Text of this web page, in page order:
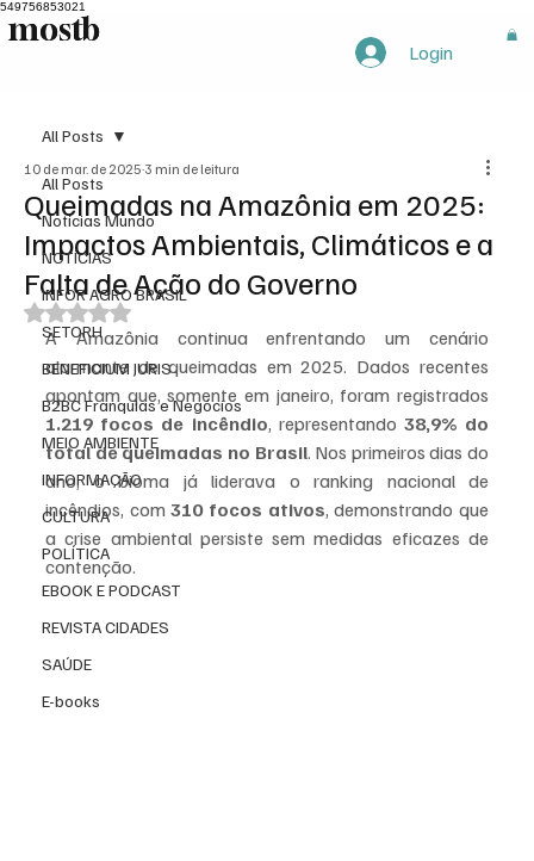
549756853021
mostb
Login
mostb
All Posts
Notícias Mundo
NOTÍCIAS
INFOR AGRO BRASIL
SETORH
BENEFICIUM JURIS
B2BC Franquias e Negócios
MEIO AMBIENTE
INFORMAÇÃO
CULTURA
POLÍTICA
EBOOK E PODCAST
REVISTA CIDADES
SAÚDE
E-books
All Posts
Queimadas na Amazônia em 2025:
Impactos Ambientais, Climáticos e a
Falta de Ação do Governo
10 de mar. de 2025 3 min de leitura
Avaliado com NaN de 5 estrelas.
A Amazônia continua enfrentando um cenário
alarmante de queimadas em 2025. Dados recentes
1.219 focos de incêndio, representando 38,9% do
total de queimadas no Brasil. Nos primeiros dias do
ano, o bioma já liderava o ranking nacional de
incêndios, com 310 focos ativos, demonstrando que
a crise ambiental persiste sem medidas eficazes de
contenção.